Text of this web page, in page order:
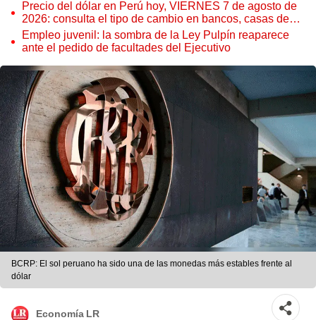
Precio del dólar en Perú hoy, VIERNES 7 de agosto de
2026: consulta el tipo de cambio en bancos, casas de
cambio y plataformas digitales
Empleo juvenil: la sombra de la Ley Pulpín reaparece
ante el pedido de facultades del Ejecutivo
BCRP: El sol peruano ha sido una de las monedas más estables frente al
dólar
Economía LR